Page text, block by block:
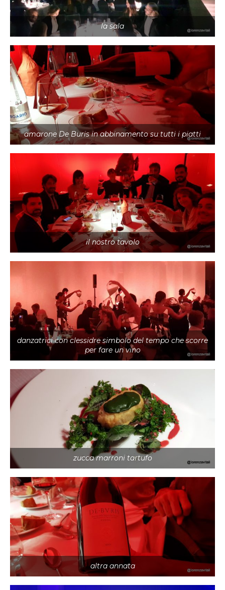
la sala
amarone De Buris in abbinamento su tutti i piatti
il nostro tavolo
danzatrici con clessidre simbolo del tempo che scorre
per fare un vino
zucca marroni tartufo
altra annata